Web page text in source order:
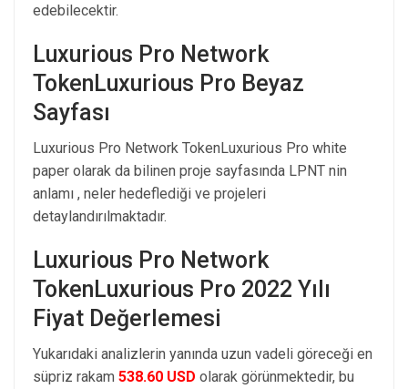
edebilecektir.
Luxurious Pro Network
TokenLuxurious Pro Beyaz
Sayfası
Luxurious Pro Network TokenLuxurious Pro white
paper olarak da bilinen proje sayfasında LPNT nin
anlamı , neler hedeflediği ve projeleri
detaylandırılmaktadır.
Luxurious Pro Network
TokenLuxurious Pro 2022 Yılı
Fiyat Değerlemesi
Yukarıdaki analizlerin yanında uzun vadeli göreceği en
süpriz rakam 538.60 USD olarak görünmektedir, bu